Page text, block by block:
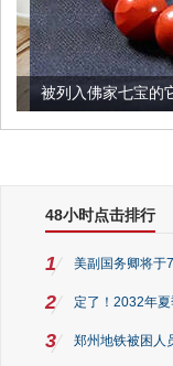
被列入佛家七宝的它
48小时点击排行
1 美副国务卿将于
2 定了！2032年
3 郑州地铁被困人